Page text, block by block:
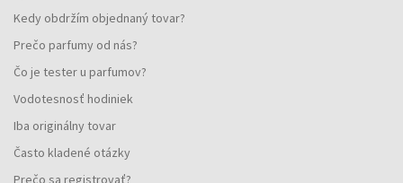
Kedy obdržím objednaný tovar?
Prečo parfumy od nás?
Čo je tester u parfumov?
Vodotesnosť hodiniek
Iba originálny tovar
Často kladené otázky
Prečo sa registrovať?